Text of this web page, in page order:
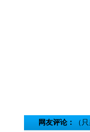
网友评论： （